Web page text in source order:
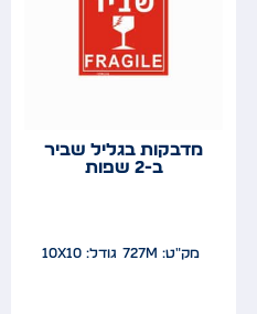
מדבקות בגליל שביר
ב-2 שפות
מק"ט: 727M גודל: 10x10